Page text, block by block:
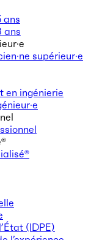
ans
ans
supérieur·e
en ingénierie
(IDPE)